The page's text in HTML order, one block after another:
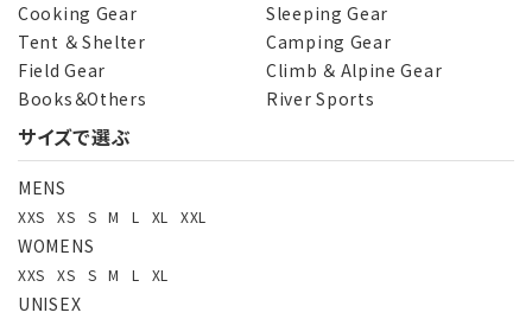
Cooking Gear
Sleeping Gear
Tent ＆ Shelter
Camping Gear
Field Gear
Climb ＆ Alpine Gear
Books＆Others
River Sports
サイズで選ぶ
MENS
XXS XS S M L XL XXL
WOMENS
XXS XS S M L XL
UNISEX